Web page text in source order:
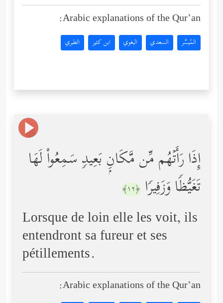
Arabic explanations of the Qur’an:
المُيسَّر السعدي البغوي ابن كثير الطبري
إِذَا رَأَتۡهُم مِّن مَّكَانِۭ بَعِیدࣲ سَمِعُواْ لَهَا
تَغَیُّظࣰا وَزَفِیرࣰا ﴿١٢﴾
Lorsque de loin elle les voit, ils
entendront sa fureur et ses
pétillements.
Arabic explanations of the Qur’an: